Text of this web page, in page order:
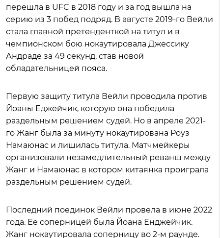
перешла в UFC в 2018 году и за год вышла на
серию из 3 побед подряд. В августе 2019-го Вейли
стала главной претенденткой на титул и в
чемпионском бою нокаутировала Джессику
Андраде за 49 секунд, став новой
обладательницей пояса.
Первую защиту титула Вейли проводила против
Йоаны Еджейчик, которую она победила
раздельным решением судей. Но в апреле 2021-
го Жанг была за минуту нокаутирована Роуз
Намаюнас и лишилась титула. Матчмейкеры
организовали незамедлительный реванш между
Жанг и Намаюнас в котором китаянка проиграла
раздельным решением судей.
Последний поединок Вейли провела в июне 2022
года. Ее соперницей была Йоана Енджейчик.
Жанг нокаутировала соперницу во 2-м раунде.